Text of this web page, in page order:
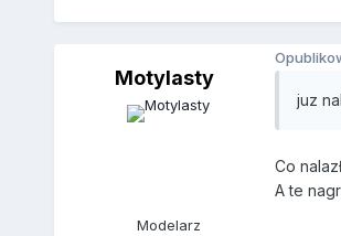
Motylasty
Modelarz
juz
Co
A te